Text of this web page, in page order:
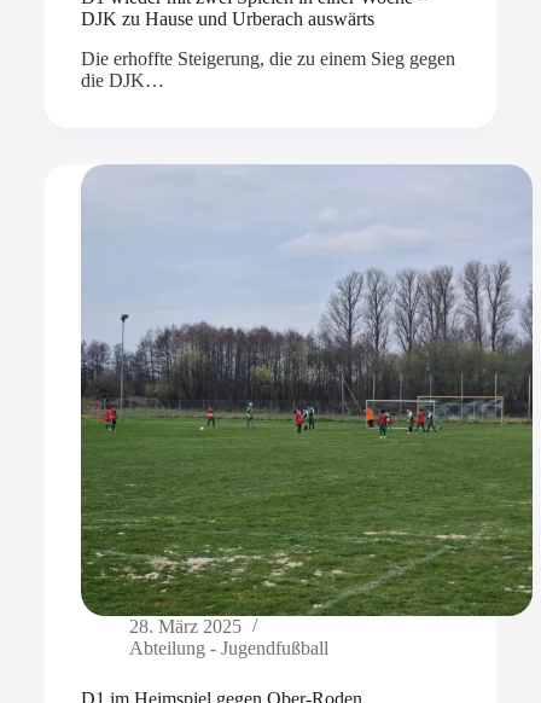
DJK zu Hause und Urberach auswärts
Die erhoffte Steigerung, die zu einem Sieg gegen
die DJK…
28. März 2025
Abteilung - Jugendfußball